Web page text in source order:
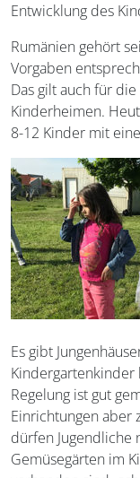
Entwicklung des
Rumänien gehört
Vorgaben
Das gilt auch für
Kinderheimen.
8-12 Kinder mit
Es gibt
Kindergartenkinder
Regelung ist gut
Einrichtungen aber
dürfen Jugendliche
Gemüsegärten im